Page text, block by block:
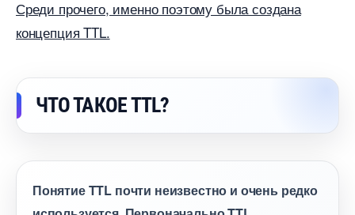
Среди прочего, именно поэтому была создана
концепция TTL.
ЧТО ТАКОЕ TTL?
Понятие TTL почти неизвестно и очень редко